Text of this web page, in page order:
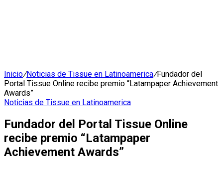
Inicio/Noticias de Tissue en Latinoamerica/Fundador del
Portal Tissue Online recibe premio “Latampaper Achievement
Awards”
Noticias de Tissue en Latinoamerica
Fundador del Portal Tissue Online
recibe premio “Latampaper
Achievement Awards”